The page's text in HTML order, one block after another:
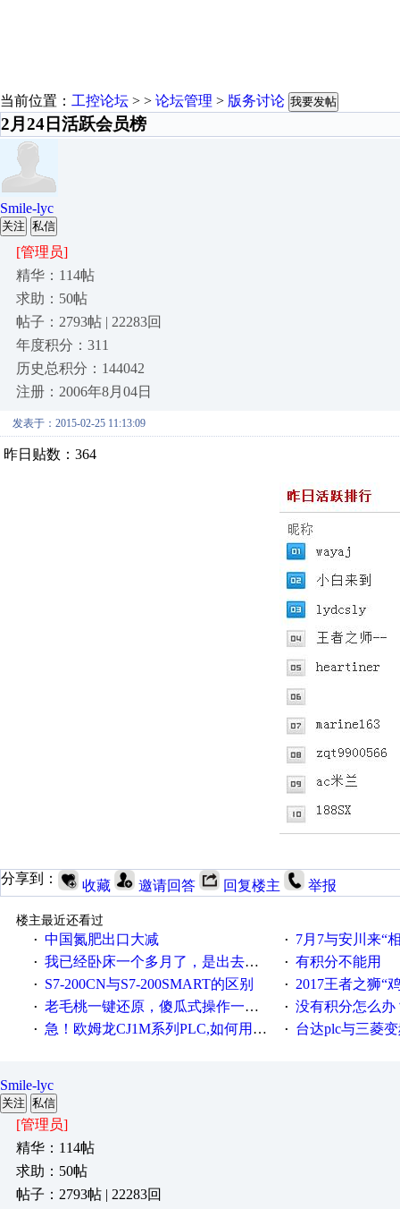
当前位置： 工控论坛 > > 论坛管理 > 版务讨论 我要发帖
2月24日活跃会员榜
Smile-lyc
关注 私信
[管理员]
精华：114帖
求助：50帖
帖子：2793帖 | 22283回
年度积分：311
历史总积分：144042
注册：2006年8月04日
发表于：2015-02-25 11:13:09
昨日贴数：364
分享到： 收藏 邀请回答 回复楼主 举报
楼主最近还看过
· 中国氮肥出口大减 · 7月7与安川来“
· 我已经卧床一个多月了，是出去安装机械手在高速遭遇车祸所致:大家工作都要特别注意啊 · 有积分不能用
· S7-200CN与S7-200SMART的区别 · 2017王者之狮“鸡”情签到
· 老毛桃一键还原，傻瓜式操作一键轻松备份还原；程序为向导式安装，一键即可实现自动备份或还原系统。 · 没有积分怎么办
· 急！欧姆龙CJ1M系列PLC,如何用时间控制变频器。要求时间在组态王中可以自由输入！拜托各位大神了！ · 台达plc与三菱
Smile-lyc
关注 私信
[管理员]
精华：114帖
求助：50帖
帖子：2793帖 | 22283回